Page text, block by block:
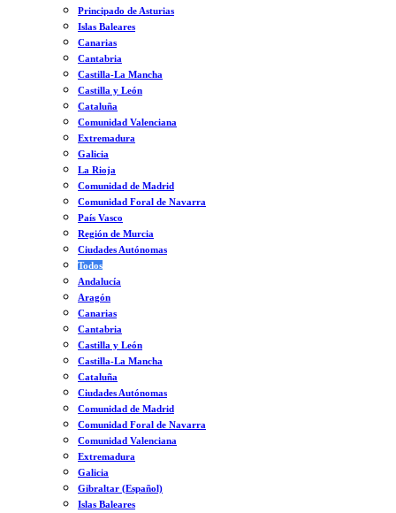
Principado de Asturias
Islas Baleares
Canarias
Cantabria
Castilla-La Mancha
Castilla y León
Cataluña
Comunidad Valenciana
Extremadura
Galicia
La Rioja
Comunidad de Madrid
Comunidad Foral de Navarra
País Vasco
Región de Murcia
Ciudades Autónomas
Todos
Andalucía
Aragón
Canarias
Cantabria
Castilla y León
Castilla-La Mancha
Cataluña
Ciudades Autónomas
Comunidad de Madrid
Comunidad Foral de Navarra
Comunidad Valenciana
Extremadura
Galicia
Gibraltar (Español)
Islas Baleares